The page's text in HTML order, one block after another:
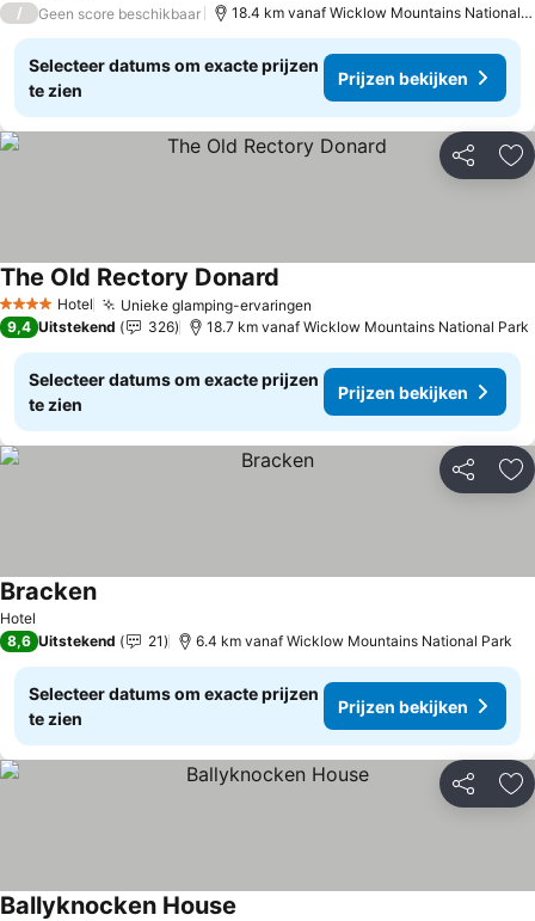
/ Geen score beschikbaar 18.4 km vanaf Wicklow Mountains National Park
Selecteer datums om exacte prijzen
te zien
Prijzen bekijken
Delen
4 SterrenHotel Unieke glamping-ervaringen
The Old Rectory Donard
9,4 Uitstekend 326 18.7 km vanaf Wicklow Mountains National Park
Selecteer datums om exacte prijzen
te zien
Prijzen bekijken
Delen
Hotel
Bracken
8,6 Uitstekend 21 6.4 km vanaf Wicklow Mountains National Park
Selecteer datums om exacte prijzen
te zien
Prijzen bekijken
Delen
Ballyknocken House